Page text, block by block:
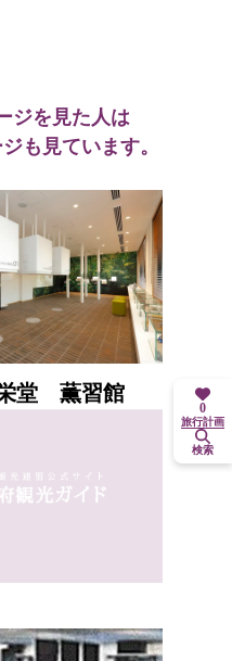
ジを見た人は
も見ています。
堂 薫習館
0
旅行計画
検索